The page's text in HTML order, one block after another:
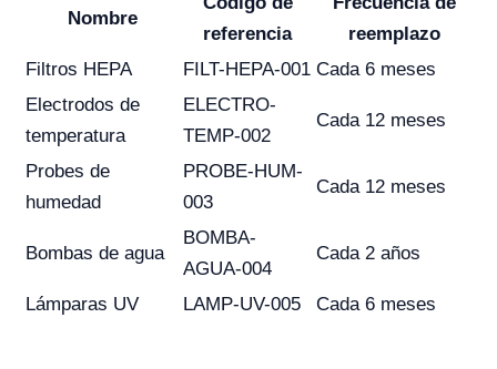
Nombre
referencia
reemplazo
Filtros HEPA
FILT-HEPA-001 Cada 6 meses
Electrodos de
temperatura
ELECTRO-
TEMP-002
Cada 12 meses
Probes de
humedad
PROBE-HUM-
003
Cada 12 meses
Bombas de agua
BOMBA-
AGUA-004
Cada 2 años
Lámparas UV LAMP-UV-005 Cada 6 meses